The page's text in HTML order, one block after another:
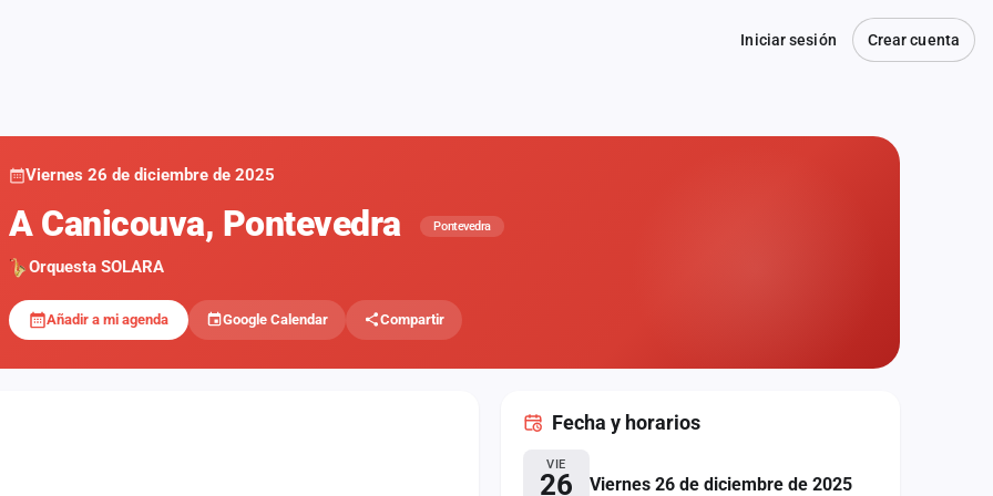
Iniciar sesión Crear cuenta
Viernes 26 de diciembre de 2025
A Canicouva, Pontevedra Pontevedra
Orquesta SOLARA
Añadir a mi agenda Google Calendar Compartir
Fecha y horarios
VIE
26 Viernes 26 de diciembre de 2025